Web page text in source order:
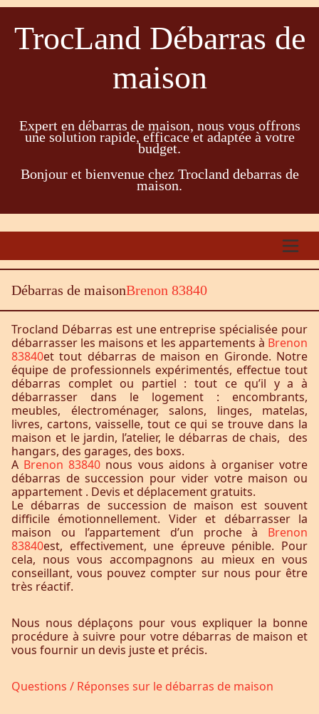
TrocLand Débarras de
maison
Expert en débarras de maison, nous vous offrons
une solution rapide, efficace et adaptée à votre
budget.
Bonjour et bienvenue chez Trocland debarras de
maison.
Débarras de maisonBrenon 83840
Trocland Débarras est une entreprise spécialisée pour
débarrasser les maisons et les appartements à Brenon
83840et tout débarras de maison en Gironde. Notre
équipe de professionnels expérimentés, effectue tout
débarras complet ou partiel : tout ce qu’il y a à
débarrasser dans le logement : encombrants,
meubles, électroménager, salons, linges, matelas,
livres, cartons, vaisselle, tout ce qui se trouve dans la
maison et le jardin, l’atelier, le débarras de chais, des
hangars, des garages, des boxs.
A Brenon 83840 nous vous aidons à organiser votre
débarras de succession pour vider votre maison ou
appartement . Devis et déplacement gratuits.
Le débarras de succession de maison est souvent
difficile émotionnellement. Vider et débarrasser la
maison ou l’appartement d’un proche à Brenon
83840est, effectivement, une épreuve pénible. Pour
cela, nous vous accompagnons au mieux en vous
conseillant, vous pouvez compter sur nous pour être
très réactif.
Nous nous déplaçons pour vous expliquer la bonne
procédure à suivre pour votre débarras de maison et
vous fournir un devis juste et précis.
Questions / Réponses sur le débarras de maison